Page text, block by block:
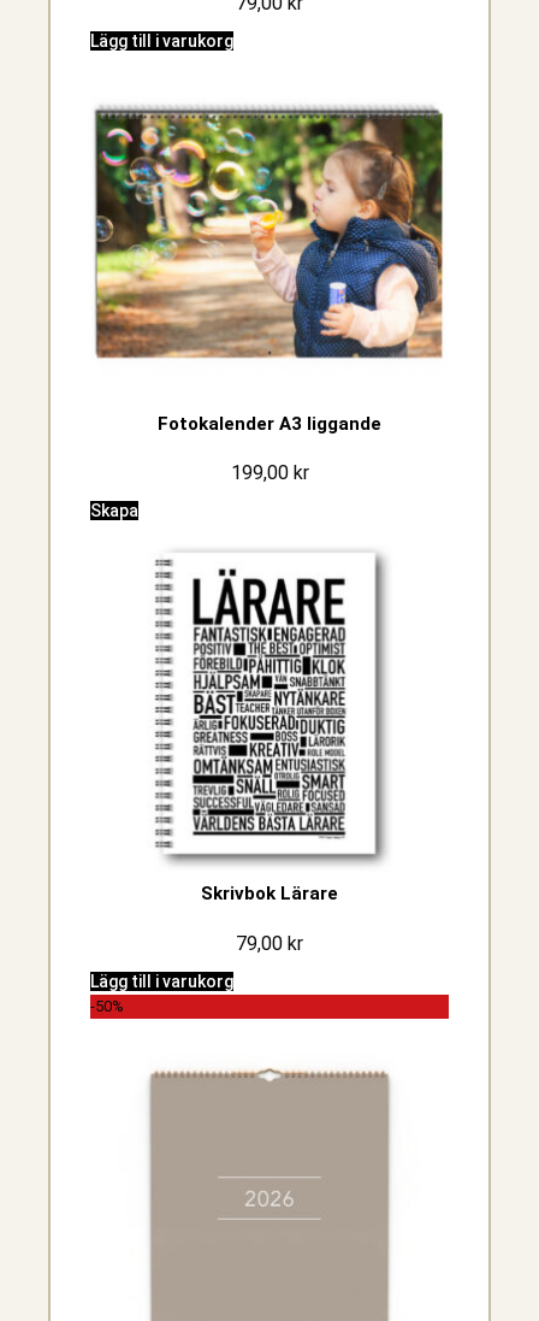
Lägg till i varukorg
Fotokalender A3 liggande
199,00 kr
Skapa
Skrivbok Lärare
79,00 kr
Lägg till i varukorg
-50%